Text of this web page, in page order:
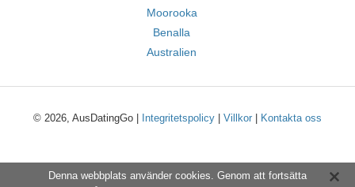
Moorooka
Benalla
Australien
© 2026, AusDatingGo | Integritetspolicy Villkor Kontakta oss
Denna webbplats använder cookies. Genom att fortsätta